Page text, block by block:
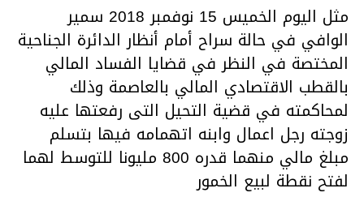
مثل اليوم الخميس 15 نوفمبر 2018 سمير
الوافي في حالة سراح أمام أنظار الدائرة الجناحية
المختصة في النظر في قضايا الفساد المالي
بالقطب الاقتصادي المالي بالعاصمة وذلك
لمحاكمته في قضية التحيل التى رفعتها عليه
زوجته رجل اعمال وابنه اتهمامه فيها بتسلم
مبلغ مالي منهما قدره 800 مليونا للتوسط لهما
لفتح نقطة لبيع الخمور